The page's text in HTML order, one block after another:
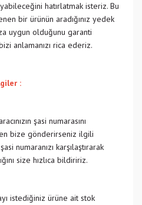
hatırlatmak isteriz. Bu
bir ürünün aradığınız yedek
uygun olduğunu garanti
anlamanızı rica ederiz.
:
şasi numarasını
bize gönderirseniz ilgili
numaranızı karşılaştırarak
size hızlıca bildiririz.
istediğiniz ürüne ait stok